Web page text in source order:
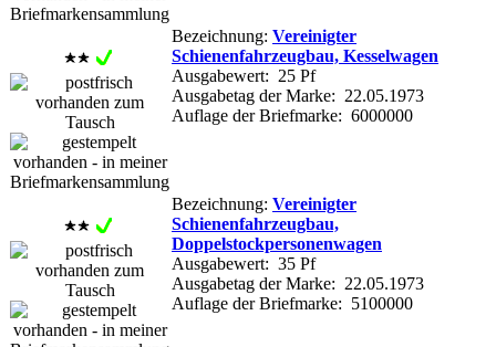
Bezeichnung: Vereinigter
Schienenfahrzeugbau, Kesselwagen
Ausgabewert: 25 Pf
Ausgabetag der Marke: 22.05.1973
Auflage der Briefmarke: 6000000
Bezeichnung: Vereinigter
Schienenfahrzeugbau,
Doppelstockpersonenwagen
Ausgabewert: 35 Pf
Ausgabetag der Marke: 22.05.1973
Auflage der Briefmarke: 5100000